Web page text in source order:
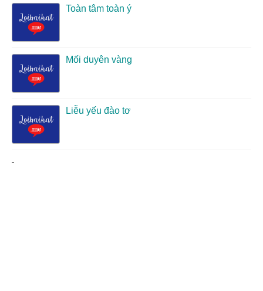
Toàn tâm toàn ý
Mối duyên vàng
Liễu yếu đào tơ